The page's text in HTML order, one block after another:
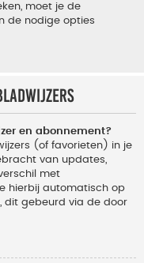
moet je de
de nodige opties
en abonnement?
(of favorieten) in je
van updates,
met
hierbij automatisch op
dit gebeurd via de door